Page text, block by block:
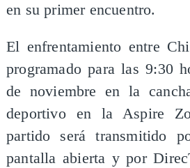
en su primer encuentro.
El enfrentamiento entre
programado para las 9:30
de noviembre en la
deportivo en la Aspire
partido será transmitido
pantalla abierta y por